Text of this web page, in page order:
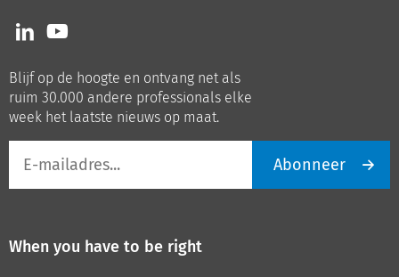
Volg
ons
LinkedIn
Volg
ons
Youtube
Blijf op de hoogte en ontvang net als
ruim 30.000 andere professionals elke
week het laatste nieuws op maat.
mailadres
Abonneer
When you have to be right